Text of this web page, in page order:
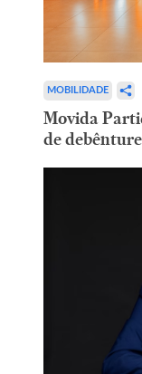
MOBILIDADE
Movida
de